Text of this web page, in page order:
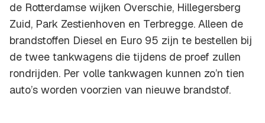
de Rotterdamse wijken Overschie, Hillegersberg
Zuid, Park Zestienhoven en Terbregge. Alleen de
brandstoffen Diesel en Euro 95 zijn te bestellen bij
de twee tankwagens die tijdens de proef zullen
rondrijden. Per volle tankwagen kunnen zo’n tien
auto’s worden voorzien van nieuwe brandstof.